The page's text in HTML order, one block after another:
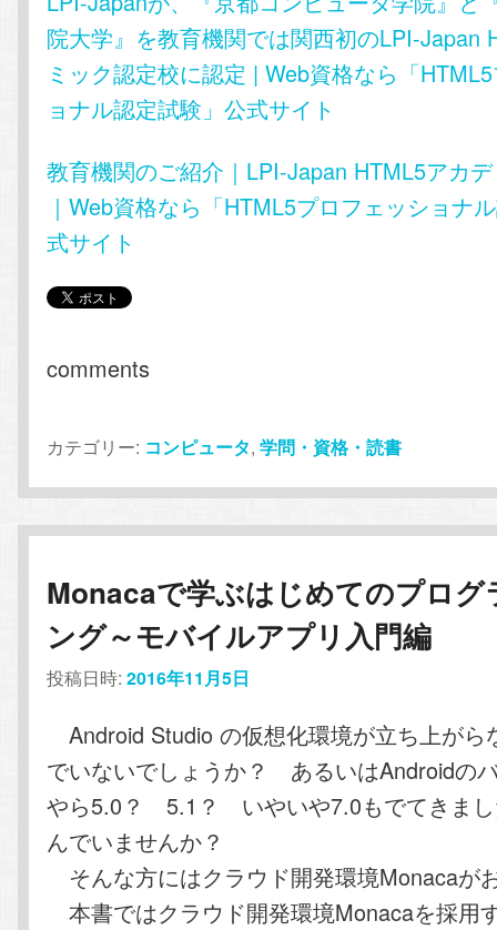
院大学』を教育機関では関西初のLPI-Japan
ミック認定校に認定 | Web資格なら「
ョナル認定試験」公式サイト
教育機関のご紹介｜LPI-Japan HTML5アカ
｜Web資格なら「HTML5プロフェッショナ
式サイト
comments
カテゴリー: コンピュータ,学問・資格・読書
Monacaで学ぶはじめてのプログ
ング～モバイルアプリ入門編
投稿日時:2016年11月5日
Android Studio の仮想化環境が立ち上がら
でいないでしょうか？ あるいはAndroidの
やら5.0？ 5.1？ いやいや7.0もでてきまし
んでいませんか？
そんな方にはクラウド開発環境Monacaが
本書ではクラウド開発環境Monacaを採用